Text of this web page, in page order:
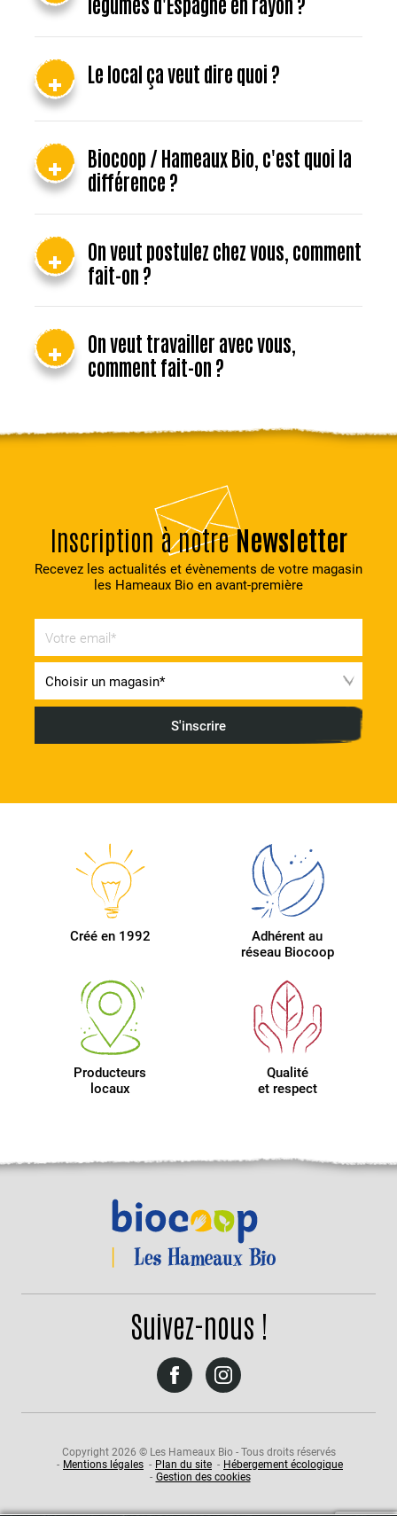
Le local ça veut dire quoi ?
Biocoop / Hameaux Bio, c'est quoi la
différence ?
On veut postulez chez vous, comment
fait-on ?
On veut travailler avec vous,
comment fait-on ?
Inscription à notreNewsletter
Recevez les actualités et évènements de votre magasin
les Hameaux Bio en avant-première
Créé en 1992
Adhérent au
réseau Biocoop
Producteurs
locaux
Qualité
et respect
Suivez-nous !
nous
Facebook
nous
Instagram
Copyright 2026 © Les Hameaux Bio - Tous droits réservés
Mentions légales
Plan du site
Hébergement écologique
Gestion des cookies